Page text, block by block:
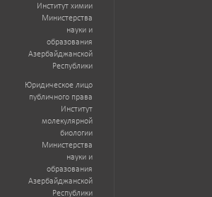
Институт химии
Министерства
науки и
образования
Азербайджанской
Республики
Юридическое лицо
публичного права
Институт
молекулярной
биологии
Министерства
науки и
образования
Азербайджанской
Республики